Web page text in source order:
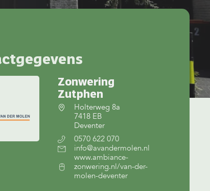
Zonwering
Zutphen
Holterweg 8a
7418 EB
Deventer
0570 622 070
info@avandermolen.nl
www.ambiance-
zonwering.nl/van-der-
molen-deventer